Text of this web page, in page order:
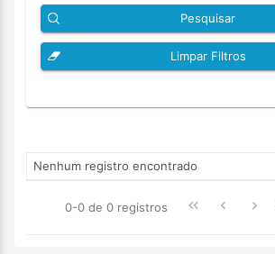
Pesquisar
Limpar Filtros
Nenhum registro encontrado
0-0 de 0 registros